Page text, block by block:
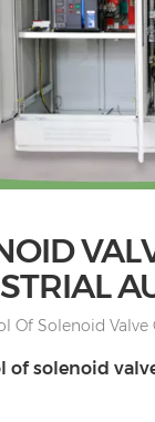
Of Solenoid
solenoid